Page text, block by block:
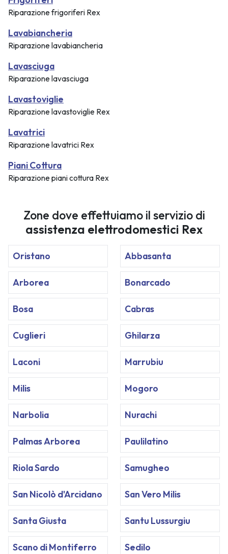
Riparazione frigoriferi Rex
Lavabiancheria
Riparazione lavabiancheria
Lavasciuga
Riparazione lavasciuga
Lavastoviglie
Riparazione lavastoviglie Rex
Lavatrici
Riparazione lavatrici Rex
Piani Cottura
Riparazione piani cottura Rex
Zone dove effettuiamo il servizio di
assistenza elettrodomestici Rex
Oristano Abbasanta
Arborea Bonarcado
Bosa Cabras
Cuglieri Ghilarza
Laconi Marrubiu
Milis Mogoro
Narbolia Nurachi
Palmas Arborea Paulilatino
Riola Sardo Samugheo
San Nicolò d'Arcidano San Vero Milis
Santa Giusta Santu Lussurgiu
Scano di Montiferro Sedilo